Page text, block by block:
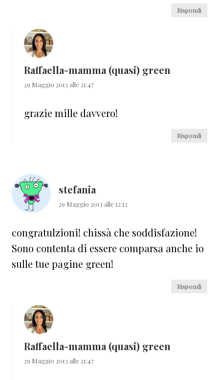
Rispondi
Raffaella-mamma (quasi) green
29 Maggio 2013 alle 21:47
grazie mille davvero!
Rispondi
stefania
29 Maggio 2013 alle 12:12
congratulzioni! chissà che soddisfazione!
Sono contenta di essere comparsa anche io
sulle tue pagine green!
Rispondi
Raffaella-mamma (quasi) green
29 Maggio 2013 alle 21:47